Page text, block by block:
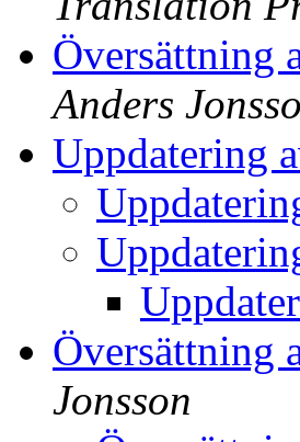
Översättning
Anders
Uppdatering
Översättning
Jonsson